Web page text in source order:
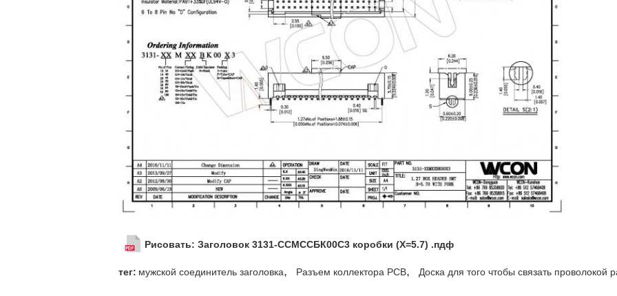
Рисовать: Заголовок 3131-ССМССБК00С3 коробки (Х=5.7) .пдф
тег: мужской соединитель заголовка, Разъем коллектора PCB, Доска для того чтобы связать проволокой